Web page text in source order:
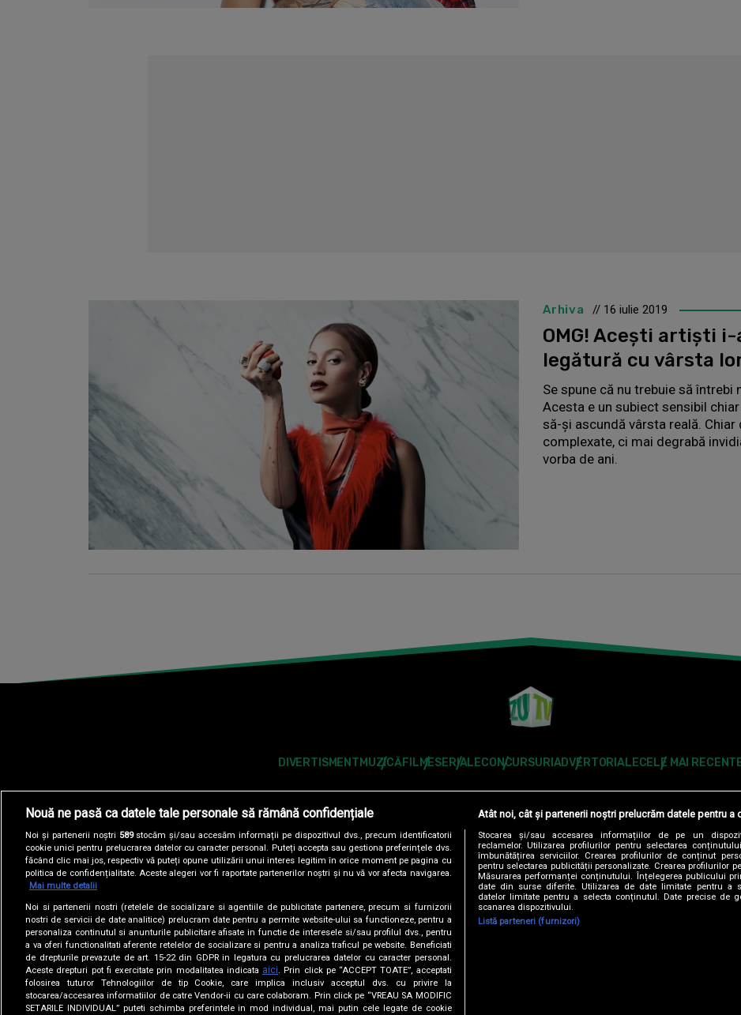
Arhiva // 16 iulie 2019
OMG! Acești artiști
legătură cu vârsta
Se spune că nu trebuie să
Acesta e un subiect sensibil
să-și ascundă vârsta reală.
complexate, ci mai degrabă
vorba de ani.
DIVERTISMENT MUZICĂFILMESERIALECONCURSURI ADVERTORIALECELE MAI
Follow us:
POLITICA DE COOKIESPOLITICA DE CONFIDENTIALITATEANTENA TV GROUP S.A. – DATE COMPANIE
SITE-URI ANTENA GROUPA1.ROANTENASTARS.ROAS.ROCATINE.RO
USEIT.RORETETEFELDEFEL.RO
Nouă ne pasă ca datele tale personale să rămână confidențiale
Noi și partenerii noștri 589stocăm și/sau accesăm informații pe dispozitivul dvs., precum identificatorii
cookie unici pentru prelucrarea datelor cu caracter personal. Puteți accepta sau gestiona preferințele dvs.
făcând clic mai jos, respectiv vă puteți opune utilizării unui interes legitim în orice moment pe pagina cu
politica de confidențialitate. Aceste alegeri vor fi raportate partenerilor noștri și nu vă vor afecta navigarea.
Mai multe detalii
Noi si partenerii nostri (retelele de socializare si agentiile de publicitate partenere, precum si furnizorii
nostri de servicii de date analitice) prelucram date pentru a permite website-ului sa functioneze, pentru a
personaliza continutul si anunturile publicitare afisate in functie de interesele si/sau profilul dvs., pentru
a va oferi functionalitati aferente retelelor de socializare si pentru a analiza traficul pe website. Beneficiati
de drepturile prevazute de art. 15-22 din GDPR in legatura cu prelucrarea datelor cu caracter personal.
Aceste drepturi pot fi exercitate prin modalitatea indicata aici. Prin click pe “ACCEPT TOATE”, acceptati
folosirea tuturor Tehnologiilor de tip Cookie, care implica inclusiv acceptul dvs. cu privire la
stocarea/accesarea informatiilor de catre Vendor-ii cu care colaboram. Prin click pe “VREAU SA MODIFIC
SETARILE INDIVIDUAL” puteti schimba preferintele in mod individual, mai putin cele legate de cookie
Atât noi, cât și partenerii noștri prelucrăm datele pentru a
Stocarea și/sau accesarea informațiilor de pe un
reclamelor. Utilizarea profilurilor pentru selectarea
îmbunătățirea serviciilor. Crearea profilurilor de conținut
pentru selectarea publicității personalizate. Crearea profilurilor
Măsurarea performanței conținutului. Înțelegerea publicului
date din surse diferite. Utilizarea de date limitate pentru a
datelor limitate pentru a selecta conținutul. Date precise de
scanarea dispozitivului.
Listă parteneri (furnizori)